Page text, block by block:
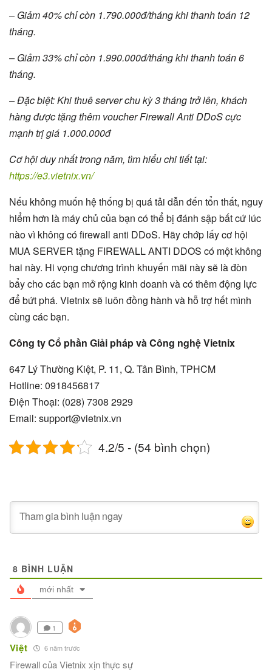
– Giảm 40% chỉ còn 1.790.000đ/tháng khi thanh toán 12
tháng.
– Giảm 33% chỉ còn 1.990.000đ/tháng khi thanh toán 6
tháng.
– Đặc biệt: Khi thuê server chu kỳ 3 tháng trở lên, khách
hàng được tặng thêm voucher Firewall Anti DDoS cực
mạnh trị giá 1.000.000đ
Cơ hội duy nhất trong năm, tìm hiểu chi tiết tại:
https://e3.vietnix.vn/
Nếu không muốn hệ thống bị quá tải dẫn đến tổn thất, nguy
hiểm hơn là máy chủ của bạn có thể bị đánh sập bất cứ lúc
nào vì không có firewall anti DDoS. Hãy chớp lấy cơ hội
MUA SERVER tặng FIREWALL ANTI DDOS có một không
hai này. Hi vọng chương trình khuyến mãi này sẽ là đòn
bẩy cho các bạn mở rộng kinh doanh và có thêm động lực
để bứt phá. Vietnix sẽ luôn đồng hành và hỗ trợ hết mình
cùng các bạn.
Công ty Cổ phần Giải pháp và Công nghệ Vietnix
647 Lý Thường Kiệt, P. 11, Q. Tân Bình, TPHCM
Hotline: 0918456817
Điện Thoại: (028) 7308 2929
Email: support@vietnix.vn
4.2/5 - (54 bình chọn)
8 BÌNH LUẬN
mới nhất
1
Việt 6 năm trước
Firewall của Vietnix xịn thực sự